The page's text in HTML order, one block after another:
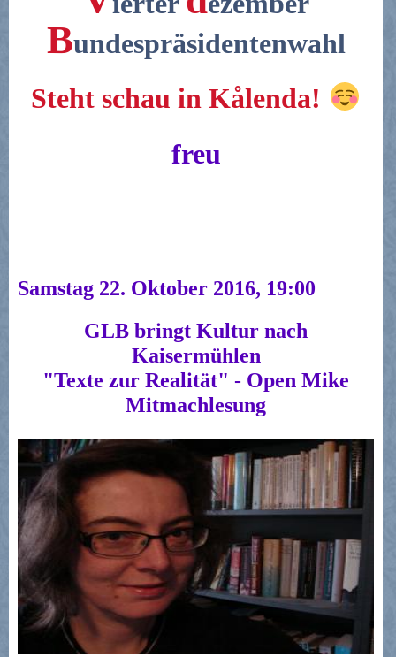
Bundespräsidentenwahl
Steht schau in Kålenda!
freu
Samstag 22. Oktober 2016, 19:00
GLB bringt Kultur nach
Kaisermühlen
"Texte zur Realität" - Open Mike
Mitmachlesung